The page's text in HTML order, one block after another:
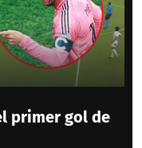
primer gol de